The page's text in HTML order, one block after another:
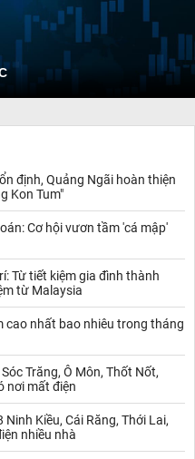
định, Quảng Ngãi hoàn thiện
Kon Tum"
Cơ hội vươn tầm 'cá mập'
Từ tiết kiệm gia đình thành
từ Malaysia
cao nhất bao nhiêu trong tháng
Trăng, Ô Môn, Thốt Nốt,
nơi mất điện
Kiều, Cái Răng, Thới Lai,
nhiều nhà